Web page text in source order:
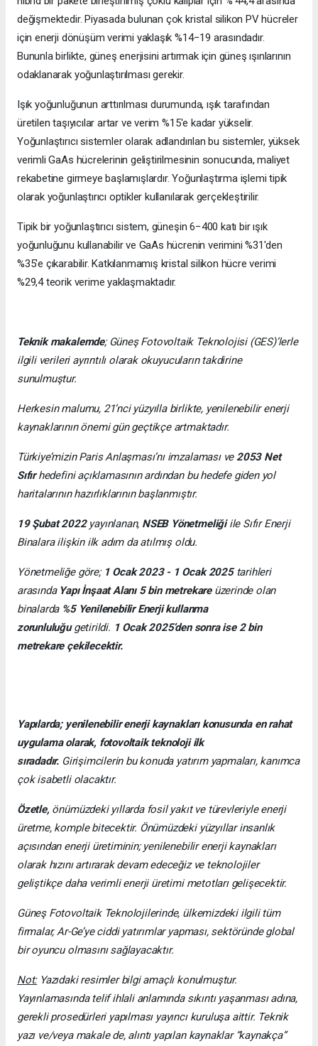
değişmektedir. Piyasada bulunan çok kristal silikon PV hücreler
için enerji dönüşüm verimi yaklaşık %14−19 arasındadır.
Bununla birlikte, güneş enerjisini artırmak için güneş ışınlarının
odaklanarak yoğunlaştırılması gerekir.
Işık yoğunluğunun arttırılması durumunda, ışık tarafından
üretilen taşıyıcılar artar ve verim %15'e kadar yükselir.
Yoğunlaştırıcı sistemler olarak adlandırılan bu sistemler, yüksek
verimli GaAs hücrelerinin geliştirilmesinin sonucunda, maliyet
rekabetine girmeye başlamışlardır. Yoğunlaştırma işlemi tipik
olarak yoğunlaştırıcı optikler kullanılarak gerçekleştirilir.
Tipik bir yoğunlaştırıcı sistem, güneşin 6−400 katı bir ışık
yoğunluğunu kullanabilir ve GaAs hücrenin verimini %31'den
%35'e çıkarabilir. Katkılanmamış kristal silikon hücre verimi
%29,4 teorik verime yaklaşmaktadır.
Teknik makalemde; Güneş Fotovoltaik Teknolojisi (GES)’lerle
ilgili verileri ayrıntılı olarak okuyucuların takdirine
sunulmuştur.
Herkesin malumu, 21’nci yüzyılla birlikte, yenilenebilir enerji
kaynaklarının önemi gün geçtikçe artmaktadır.
Türkiye’mizin Paris Anlaşması’nı imzalaması ve2053 Net
Sıfırhedefini açıklamasının ardından bu hedefe giden yol
haritalarının hazırlıklarının başlanmıştır.
19 Şubat 2022 yayınlanan, NSEB Yönetmeliğiile Sıfır Enerji
Binalara ilişkin ilk adım da atılmış oldu.
Yönetmeliğe göre; 1 Ocak 2023 - 1 Ocak 2025 tarihleri
arasında Yapı İnşaat Alanı 5 bin metrekare üzerinde olan
binalarda%5 Yenilenebilir Enerji kullanma
zorunluluğugetirildi. 1 Ocak 2025’den sonra ise 2 bin
metrekare çekilecektir.
Yapılarda; yenilenebilir enerji kaynakları konusunda en rahat
uygulama olarak, fotovoltaik teknoloji ilk
sıradadır. Girişimcilerin bu konuda yatırım yapmaları, kanımca
çok isabetli olacaktır.
Özetle,önümüzdeki yıllarda fosil yakıt ve türevleriyle enerji
üretme, komple bitecektir. Önümüzdeki yüzyıllar insanlık
açısından enerji üretiminin; yenilenebilir enerji kaynakları
olarak hızını artırarak devam edeceğiz ve teknolojiler
geliştikçe daha verimli enerji üretimi metotları gelişecektir.
Güneş Fotovoltaik Teknolojilerinde, ülkemizdeki ilgili tüm
firmalar, Ar-Ge’ye ciddi yatırımlar yapması, sektöründe global
bir oyuncu olmasını sağlayacaktır.
Not:Yazıdaki resimler bilgi amaçlı konulmuştur.
Yayınlamasında telif ihlali anlamında sıkıntı yaşanması adına,
gerekli prosedürleri yapılması yayıncı kuruluşa aittir. Teknik
yazı ve/veya makale de, alıntı yapılan kaynaklar “kaynakça”